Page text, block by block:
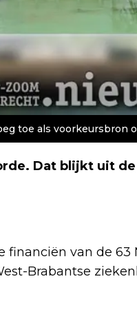
toe als voorkeursbron
Dat blijkt uit
financiën van de 63
Brabantse